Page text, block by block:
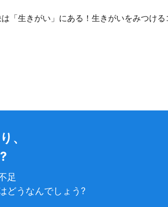
「生きがい」にある！生きがいをみつける
、
足
どうなんでしょう?